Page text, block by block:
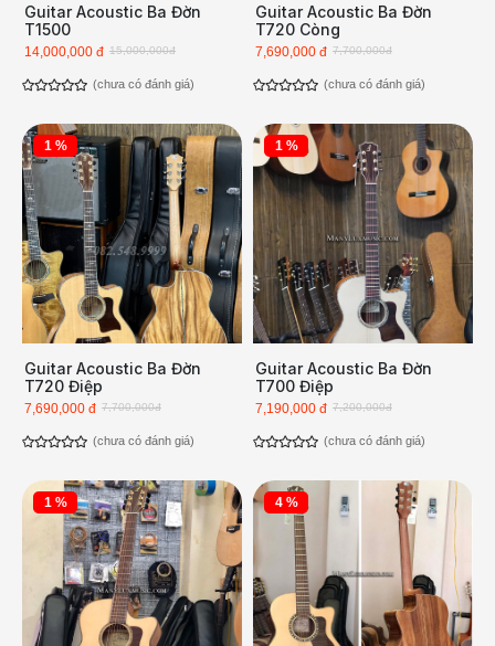
Guitar Acoustic Ba Đờn
T1500
15,000,000đ
14,000,000 đ
(chưa có đánh giá)
Guitar Acoustic Ba Đờn
T720 Còng
7,700,000đ
7,690,000 đ
(chưa có đánh giá)
1 %
Guitar Acoustic Ba Đờn
T720 Điệp
7,700,000đ
7,690,000 đ
(chưa có đánh giá)
1 %
Guitar Acoustic Ba Đờn
T700 Điệp
7,200,000đ
7,190,000 đ
(chưa có đánh giá)
1 % 4 %